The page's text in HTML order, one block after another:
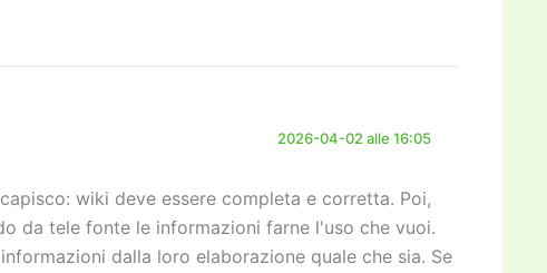
2026-04-02 alle 16:05
capisco: wiki deve essere completa e corretta. Poi,
da tele fonte le informazioni farne l'uso che vuoi.
dalla loro elaborazione quale che sia. Se